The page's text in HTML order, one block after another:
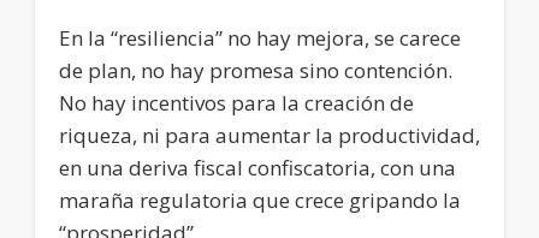
En la “resiliencia” no hay mejora, se carece
de plan, no hay promesa sino contención.
No hay incentivos para la creación de
riqueza, ni para aumentar la productividad,
en una deriva fiscal confiscatoria, con una
maraña regulatoria que crece gripando la
“prosperidad”.